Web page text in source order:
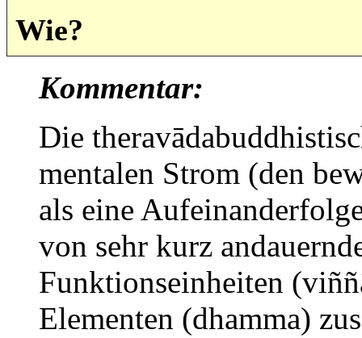
Wie?
Kommentar:
Die
mentalen Strom (den
als eine
von sehr kurz
Funktionseinheiten
Elementen (dhamma)